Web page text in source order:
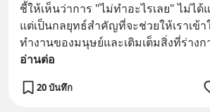
ชี้ให้เห็นว่าการ "ไม่ทำอะไรเลย" ไม่ได้
แต่เป็นกลยุทธ์สำคัญที่จะช่วยให้เราเข้า
ทำงานของมนุษย์และเติมเต็มสิ่งที่ร่างก
อ่านต่อ
20 บันทึก